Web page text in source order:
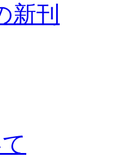
新刊